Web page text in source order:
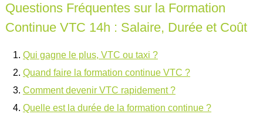
Questions Fréquentes sur la Formation
Continue VTC 14h : Salaire, Durée et Coût
Qui gagne le plus, VTC ou taxi ?
Quand faire la formation continue VTC ?
Comment devenir VTC rapidement ?
Quelle est la durée de la formation continue ?